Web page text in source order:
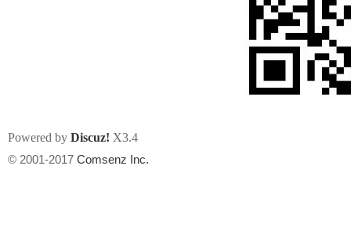
Powered by Discuz! X3.4
© 2001-2017 Comsenz Inc.